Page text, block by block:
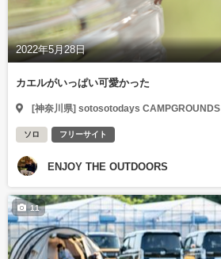
2022年5月28日
カエルがいっぱい可愛かった
[神奈川県] sotosotodays CAMPGROUNDS
ソロ フリーサイト
ENJOY THE OUTDOORS
11